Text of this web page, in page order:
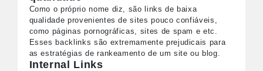
Como o próprio nome diz, são links de baixa
qualidade provenientes de sites pouco confiáveis,
como páginas pornográficas, sites de spam e etc.
Esses backlinks são extremamente prejudicais para
as estratégias de rankeamento de um site ou blog.
Internal Links